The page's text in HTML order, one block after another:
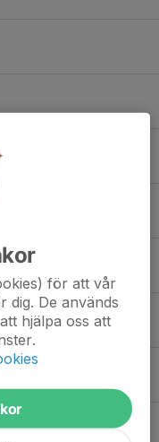
för att vår
dig. De används
hjälpa oss att